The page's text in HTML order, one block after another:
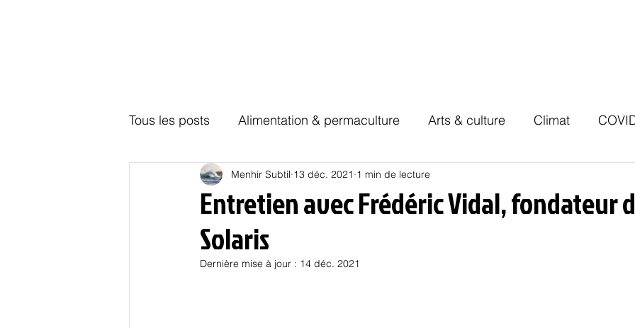
Tous les posts Alimentation & permaculture Arts & culture Climat
Education Energies Habitat Hors piste
Oligarchie
Entretien avec Frédéric Vidal, fondateur
Solaris
Menhir Subtil 13 déc. 2021 1 min de lecture
Dernière mise à jour : 14 déc. 2021